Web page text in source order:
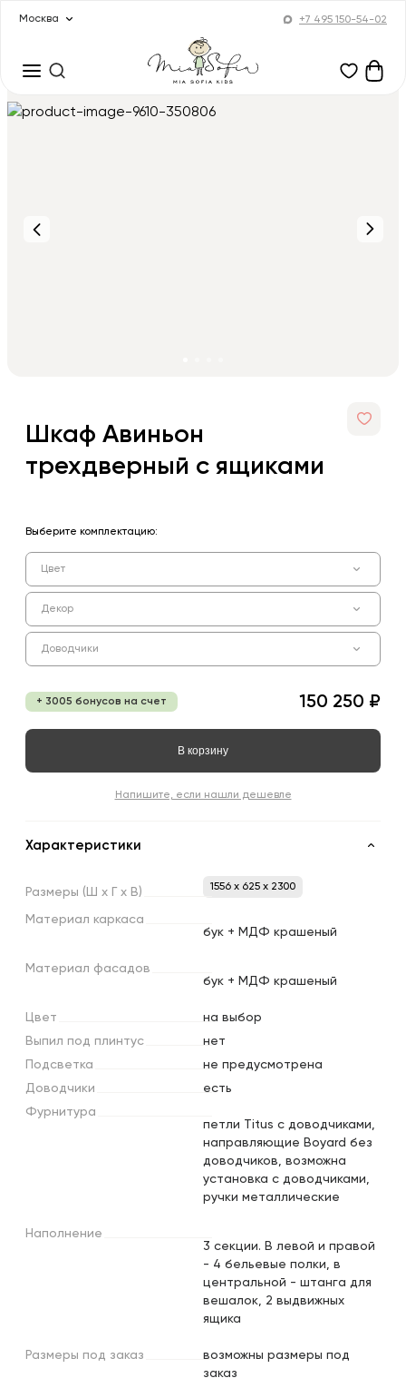
Москва +7 495 150-54-02
Шкаф Авиньон
трехдверный с ящиками
Выберите комплектацию:
Цвет
Декор
Доводчики
+ 3005 бонусов на счет 150 250 ₽
В корзину
Напишите, если нашли дешевле
Характеристики
Размеры (Ш х х В) 1556 x 625 x 2300
Материал каркаса
бук + МДФ крашеный
Материал фасадов
бук + МДФ крашеный
Цвет
на выбор
Выпил под плинтус
нет
Подсветка
не предусмотрена
Доводчики
есть
Фурнитура
петли Titus с доводчиками,
направляющие Boyard без
доводчиков, возможна
установка с доводчиками,
ручки металлические
Наполнение
3 секции. В левой и правой
- 4 бельевые полки, в
центральной - штанга для
вешалок, 2 выдвижных
ящика
Размеры под заказ
возможны размеры под
заказ